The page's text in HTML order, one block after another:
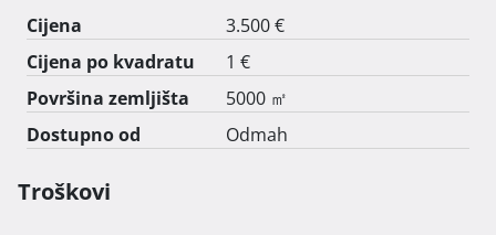
Cijena
3.500 €
Cijena po kvadratu
1 €
Površina zemljišta
5000 ㎡
Dostupno od
Odmah
Troškovi